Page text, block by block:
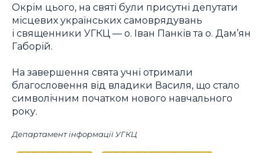
Окрім цього, на святі були присутні депутати
місцевих українських самоврядувань
і священники УГКЦ — о. Іван Панків та о. Дам’ян
Габорій.
На завершення свята учні отримали
благословення від владики Василя, що стало
символічним початком нового навчального
року.
Департамент інформації УГКЦ